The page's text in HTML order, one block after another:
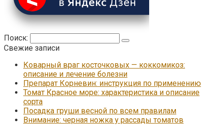
Поиск:
Свежие записи
Коварный враг косточковых — коккомикоз:
описание и лечение болезни
Препарат Корневин: инструкция по применению
Томат Красное море: характеристика и описание
сорта
Посадка груши весной по всем правилам
Внимание: черная ножка у рассады томатов